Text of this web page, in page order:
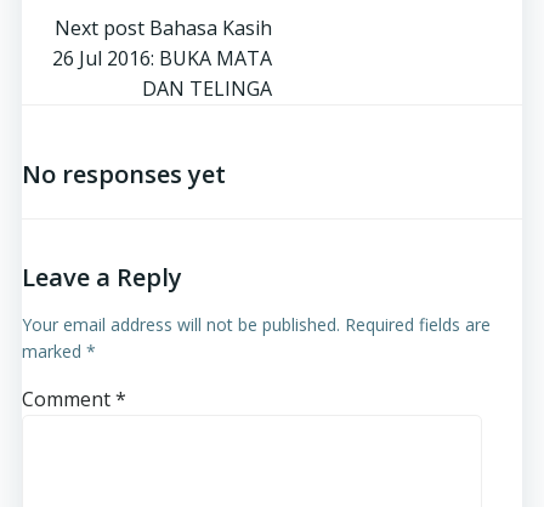
Next post Bahasa Kasih
26 Jul 2016: BUKA MATA
DAN TELINGA
No responses yet
Leave a Reply
Your email address will not be published. Required fields are
marked *
Comment*